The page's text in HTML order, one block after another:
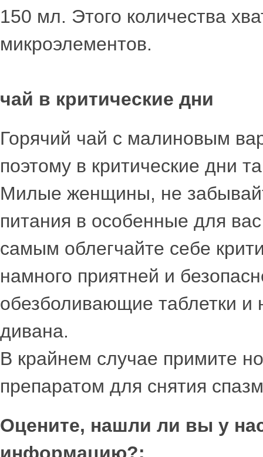
150 мл. Этого количества
микроэлементов.
чай в критические дни
Горячий чай с малиновым
поэтому в критические дни
Милые женщины, не
питания в особенные для
самым облегчайте себе
намного приятней и
обезболивающие таблетки и
дивана.
В крайнем случае примите
препаратом для снятия
Оцените, нашли ли вы у